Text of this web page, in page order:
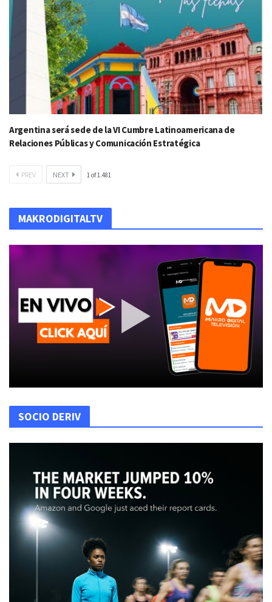
Argentina será sede de la VI Cumbre Latinoamericana de
Relaciones Públicas y Comunicación Estratégica
PREV NEXT 1of1.481
MAKRODIGITALTV
SOCIO DERIV